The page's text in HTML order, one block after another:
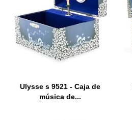
Ulysse s 9521 - Caja de
música de...